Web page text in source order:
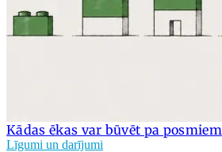
Kādas ēkas var būvēt pa posmiem
Līgumi un darījumi